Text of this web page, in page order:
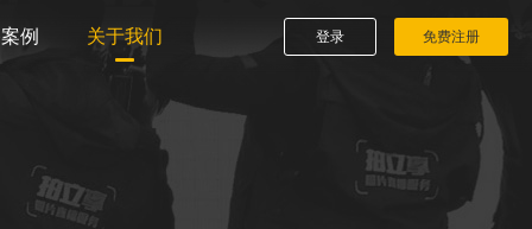
例 关于我们 登录 免费注册